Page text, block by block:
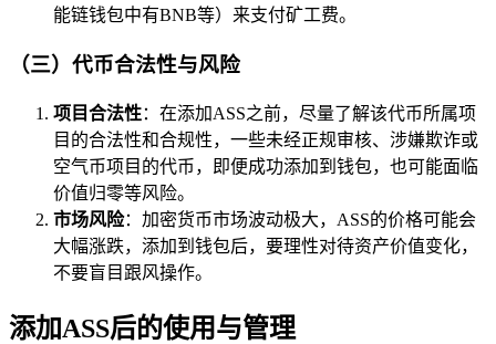
能链钱包中有BNB等）来支付矿工费。
（三）代币合法性与风险
项目合法性：在添加ASS之前，尽量了解该代币所属项
目的合法性和合规性，一些未经正规审核、涉嫌欺诈或
空气币项目的代币，即便成功添加到钱包，也可能面临
价值归零等风险。
市场风险：加密货币市场波动极大，ASS的价格可能会
大幅涨跌，添加到钱包后，要理性对待资产价值变化，
不要盲目跟风操作。
添加ASS后的使用与管理